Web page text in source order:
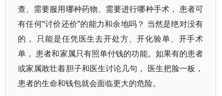
查、需要服用哪种药物、需要进行哪种手术， 患者可
有任何“讨价还价”的能力和余地吗？ 当然是绝对没有
的， 只能是任凭医生去开处方、开化验单、开手术
单， 患者和家属只有照单付钱的功能。如果有的患者
或家属敢壮着胆子和医生讨论几句， 医生把脸一板，
患者的生命和钱包就会面临更大的危险。